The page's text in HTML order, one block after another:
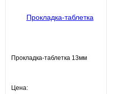
Прокладка-таблетка 13мм
Цена: